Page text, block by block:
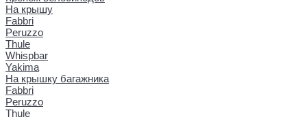
На крышу
Fabbri
Peruzzo
Thule
Whispbar
Yakima
На крышку багажника
Fabbri
Peruzzo
Thule